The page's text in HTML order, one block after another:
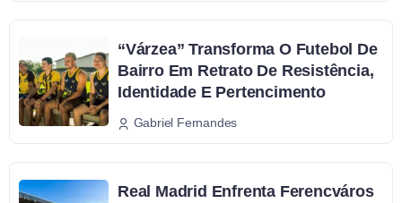
“Várzea” Transforma O Futebol De
Bairro Em Retrato De Resistência,
Identidade E Pertencimento
Gabriel Fernandes
Real Madrid Enfrenta Ferencváros